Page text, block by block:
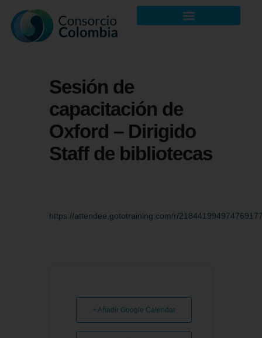
Sesión de
capacitación de
Oxford – Dirigido
Staff de bibliotecas
https://attendee.gototraining.com/r/
+ Añadir Google Calendar